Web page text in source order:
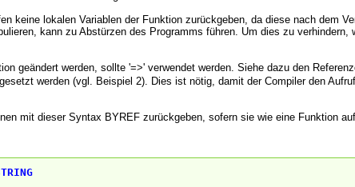
keine lokalen Variablen der Funktion zurückgeben, da diese nach dem
kann zu Abstürzen des Programms führen. Um dies zu verhindern,
geändert werden, sollte '=>' verwendet werden. Siehe dazu den
werden (vgl. Beispiel 2). Dies ist nötig, damit der Compiler den
mit dieser Syntax BYREF zurückgeben, sofern sie wie eine Funktion